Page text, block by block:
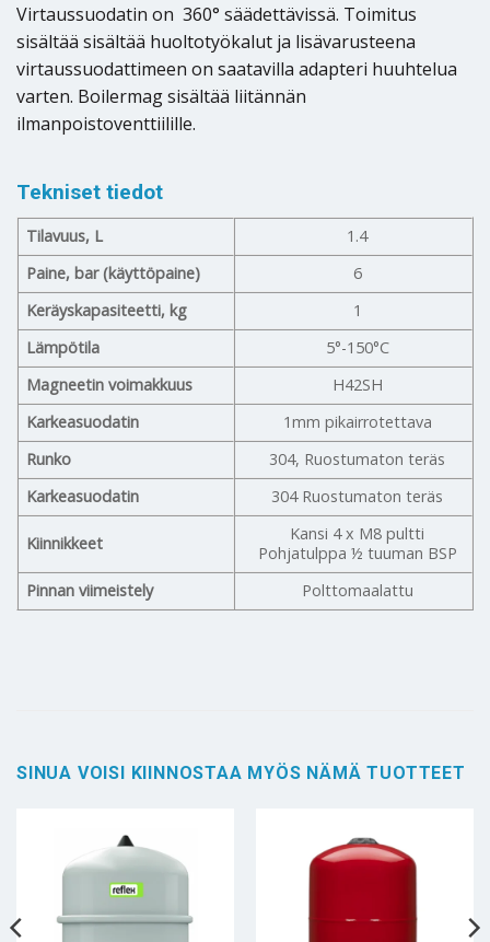
Virtaussuodatin on 360° säädettävissä. Toimitus
sisältää sisältää huoltotyökalut ja lisävarusteena
virtaussuodattimeen on saatavilla adapteri huuhtelua
varten. Boilermag sisältää liitännän
ilmanpoistoventtiilille.
Tekniset tiedot
Tilavuus, L
1.4
Paine, bar (käyttöpaine)
6
Keräyskapasiteetti, kg
1
Lämpötila
5°-150°C
Magneetin voimakkuus
H42SH
Karkeasuodatin
1mm pikairrotettava
Runko
304, Ruostumaton teräs
Karkeasuodatin
304 Ruostumaton teräs
Kiinnikkeet
Kansi 4 x M8 pultti
Pohjatulppa ½ tuuman BSP
Pinnan viimeistely
Polttomaalattu
SINUA VOISI KIINNOSTAA MYÖS NÄMÄ TUOTTEET